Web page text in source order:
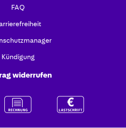
FAQ
Kündigung
widerrufen